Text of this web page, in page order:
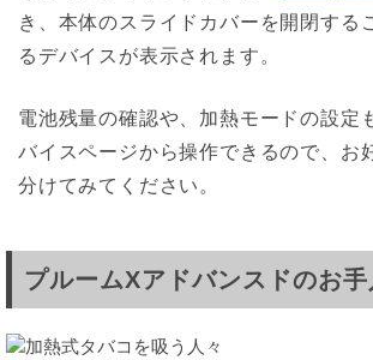
き、本体のスライドカバーを開閉する
るデバイスが表示されます。
電池残量の確認や、加熱モードの設定
バイスページから操作できるので、お
分けてみてください。
プルームXアドバンスドのお